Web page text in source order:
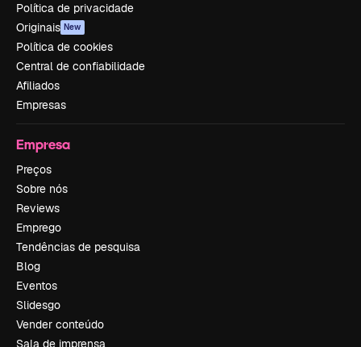
Política de privacidade
Originais New
Política de cookies
Central de confiabilidade
Afiliados
Empresas
Empresa
Preços
Sobre nós
Reviews
Emprego
Tendências de pesquisa
Blog
Eventos
Slidesgo
Vender conteúdo
Sala de imprensa